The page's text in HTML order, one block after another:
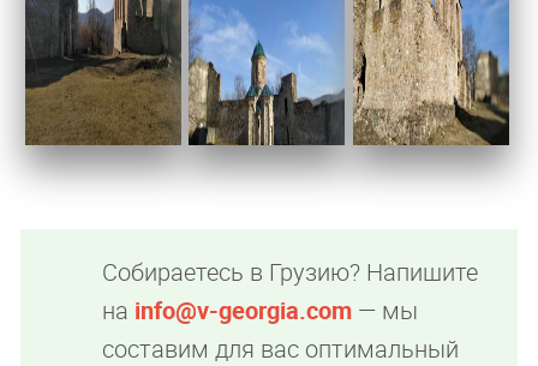
Собираетесь в Грузию? Напишите
на info@v-georgia.com — мы
составим для вас оптимальный